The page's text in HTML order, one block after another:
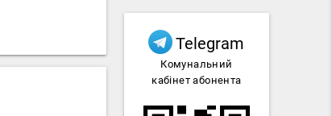
Telegram
Комунальний
кабінет абонента